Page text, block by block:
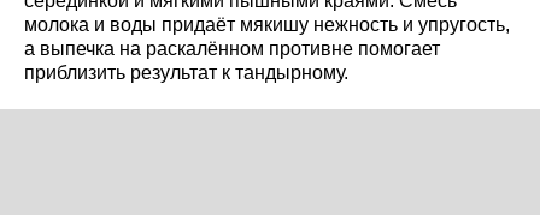
молока и воды придаёт мякишу нежность и упругость,
а выпечка на раскалённом противне помогает
приблизить результат к тандырному.